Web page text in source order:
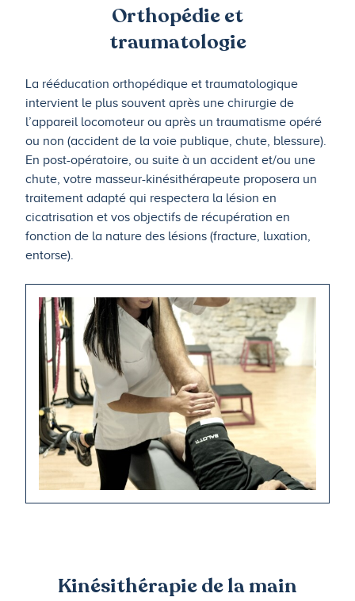
Orthopédie et
traumatologie
La rééducation orthopédique et traumatologique
intervient le plus souvent après une chirurgie de
l’appareil locomoteur ou après un traumatisme opéré
ou non (accident de la voie publique, chute, blessure).
En post-opératoire, ou suite à un accident et/ou une
chute, votre masseur-kinésithérapeute proposera un
traitement adapté qui respectera la lésion en
cicatrisation et vos objectifs de récupération en
fonction de la nature des lésions (fracture, luxation,
entorse).
Kinésithérapie de la main